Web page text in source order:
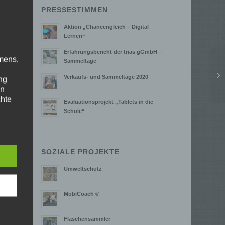
PRESSESTIMMEN
Aktion „Chancengleich – Digital
Lernen“
Erfahrungsbericht der trias gGmbH –
Sammeltage
Verkaufs- und Sammeltage 2020
Evaluationsprojekt „Tablets in die
Schule“
SOZIALE PROJEKTE
Umweltschutz
MobiCoach ®
Flaschensammler